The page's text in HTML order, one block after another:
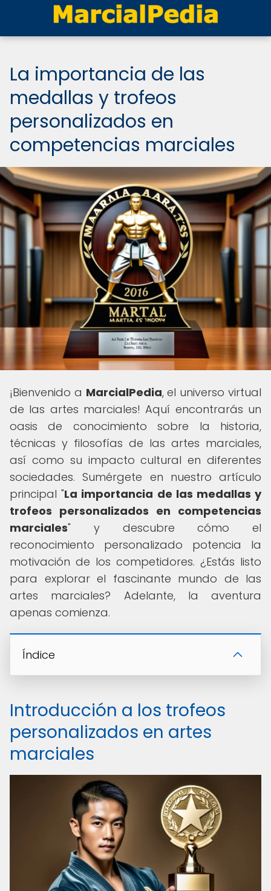
La importancia de las
medallas y trofeos
personalizados en
competencias marciales
¡Bienvenido a MarcialPedia, el universo virtual
de las artes marciales! Aquí encontrarás un
oasis de conocimiento sobre la historia,
técnicas y filosofías de las artes marciales,
así como su impacto cultural en diferentes
sociedades. Sumérgete en nuestro artículo
principal "La importancia de las medallas y
trofeos personalizados en competencias
marciales" y descubre cómo el
reconocimiento personalizado potencia la
motivación de los competidores. ¿Estás listo
para explorar el fascinante mundo de las
artes marciales? Adelante, la aventura
apenas comienza.
Índice
Introducción a los trofeos
personalizados en artes
marciales